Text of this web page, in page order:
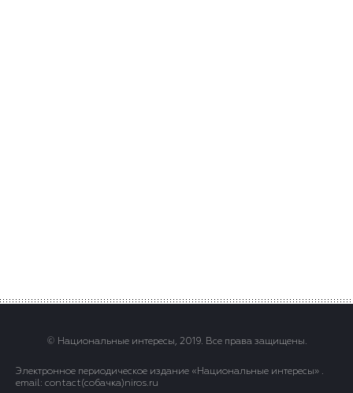
© Национальные интересы, 2019. Все права защищены.
Электронное периодическое издание «Национальные интересы» .
email: contact(сoбaчка)niros.ru